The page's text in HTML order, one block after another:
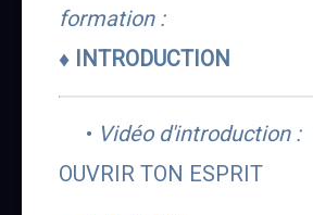
formation :
♦ INTRODUCTION
     •
Vidéo d'introduction :
OUVRIR TON ESPRIT